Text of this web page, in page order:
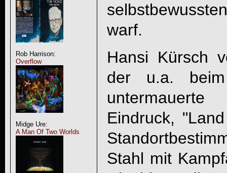
Rob Harrison:
Overflow
Midge Ure:
A Man Of Two Worlds
warf.
Hansi Kürsch
der u.a. beim
Eindruck,
Stahl mit